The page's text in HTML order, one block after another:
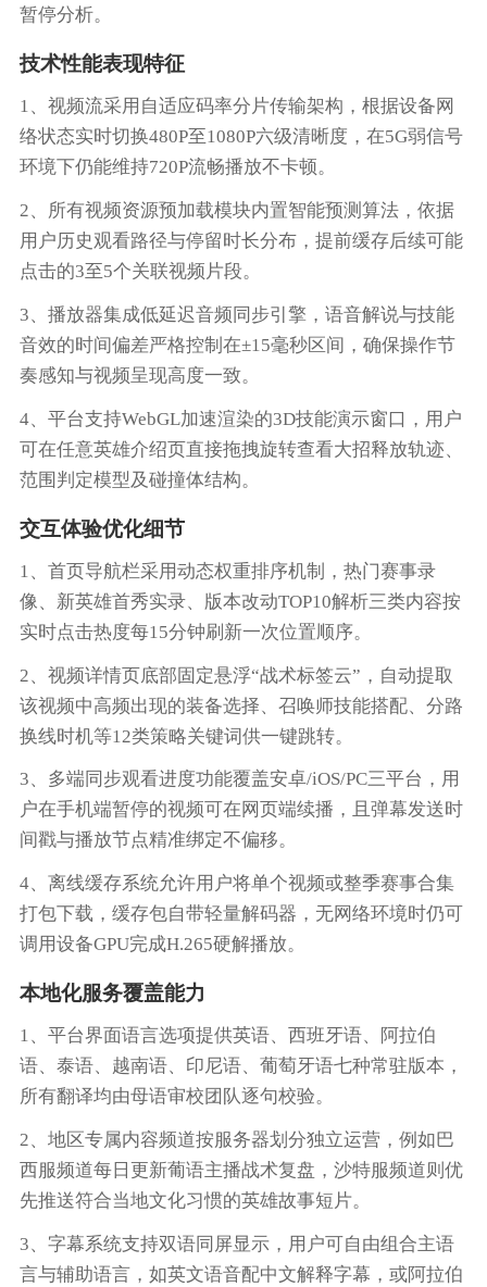
暂停分析。
技术性能表现特征
1、视频流采用自适应码率分片传输架构，根据设备网
络状态实时切换480P至1080P六级清晰度，在5G弱信号
环境下仍能维持720P流畅播放不卡顿。
2、所有视频资源预加载模块内置智能预测算法，依据
用户历史观看路径与停留时长分布，提前缓存后续可能
点击的3至5个关联视频片段。
3、播放器集成低延迟音频同步引擎，语音解说与技能
音效的时间偏差严格控制在±15毫秒区间，确保操作节
奏感知与视频呈现高度一致。
4、平台支持WebGL加速渲染的3D技能演示窗口，用户
可在任意英雄介绍页直接拖拽旋转查看大招释放轨迹、
范围判定模型及碰撞体结构。
交互体验优化细节
1、首页导航栏采用动态权重排序机制，热门赛事录
像、新英雄首秀实录、版本改动TOP10解析三类内容按
实时点击热度每15分钟刷新一次位置顺序。
2、视频详情页底部固定悬浮“战术标签云”，自动提取
该视频中高频出现的装备选择、召唤师技能搭配、分路
换线时机等12类策略关键词供一键跳转。
3、多端同步观看进度功能覆盖安卓/iOS/PC三平台，用
户在手机端暂停的视频可在网页端续播，且弹幕发送时
间戳与播放节点精准绑定不偏移。
4、离线缓存系统允许用户将单个视频或整季赛事合集
打包下载，缓存包自带轻量解码器，无网络环境时仍可
调用设备GPU完成H.265硬解播放。
本地化服务覆盖能力
1、平台界面语言选项提供英语、西班牙语、阿拉伯
语、泰语、越南语、印尼语、葡萄牙语七种常驻版本，
所有翻译均由母语审校团队逐句校验。
2、地区专属内容频道按服务器划分独立运营，例如巴
西服频道每日更新葡语主播战术复盘，沙特服频道则优
先推送符合当地文化习惯的英雄故事短片。
3、字幕系统支持双语同屏显示，用户可自由组合主语
言与辅助语言，如英文语音配中文解释字幕，或阿拉伯